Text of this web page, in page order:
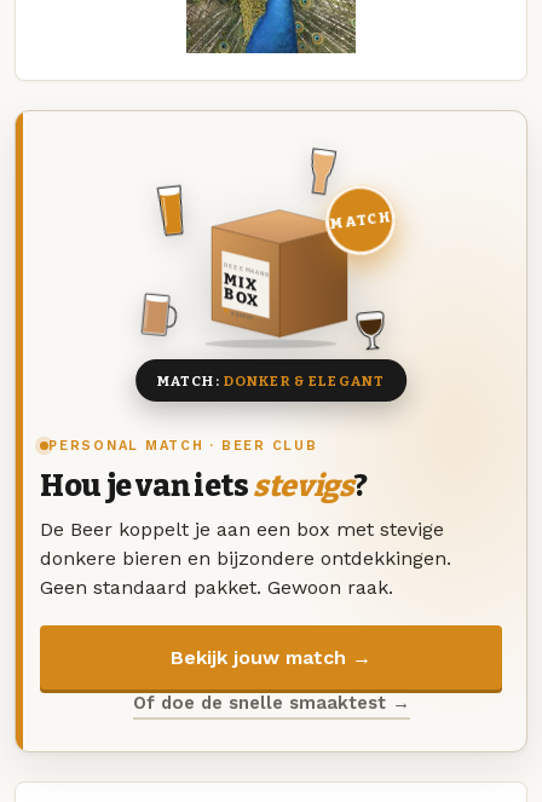
PERSONAL MATCH · BEER CLUB
Hou je van ietsstevigs?
De Beer koppelt je aan een box met stevige
donkere bieren en bijzondere ontdekkingen.
Geen standaard pakket. Gewoon raak.
Bekijk jouw match →
Of doe de snelle smaaktest →
DEZE MAAND
MIX
BOX
8 BIEREN
MATCH
MATCH: DONKER & ELEGANT